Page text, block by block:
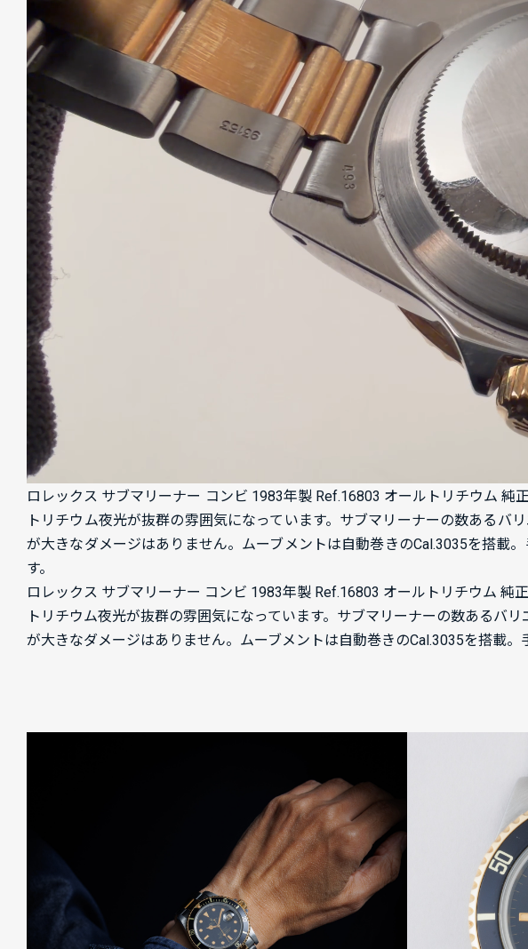
ロレックス サブマリーナー コンビ 1983年製 Ref.16803 オールトリチウム 純
トリチウム夜光が抜群の雰囲気になっています。サブマリーナーの数あるバ
が大きなダメージはありません。 ムーブメントは自動巻きのCal.3035を搭載
す。
ロレックス サブマリーナー コンビ 1983年製 Ref.16803 オールトリチウム 純
トリチウム夜光が抜群の雰囲気になっています。サブマリーナーの数あるバ
が大きなダメージはありません。ムーブメントは自動巻きのCal.3035を搭載